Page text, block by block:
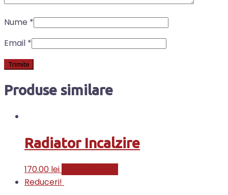
Nume *
Email *
Produse similare
Radiator Incalzire
170.00 lei
Reduceri!